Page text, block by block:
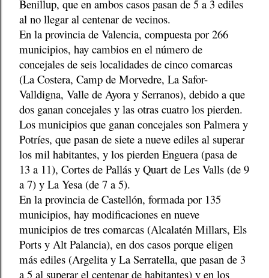
Benillup, que en ambos casos pasan de 5 a 3 ediles
al no llegar al centenar de vecinos.
En la provincia de Valencia, compuesta por 266
municipios, hay cambios en el número de
concejales de seis localidades de cinco comarcas
(La Costera, Camp de Morvedre, La Safor-
Valldigna, Valle de Ayora y Serranos), debido a que
dos ganan concejales y las otras cuatro los pierden.
Los municipios que ganan concejales son Palmera y
Potríes, que pasan de siete a nueve ediles al superar
los mil habitantes, y los pierden Enguera (pasa de
13 a 11), Cortes de Pallás y Quart de Les Valls (de 9
a 7) y La Yesa (de 7 a 5).
En la provincia de Castellón, formada por 135
municipios, hay modificaciones en nueve
municipios de tres comarcas (Alcalatén Millars, Els
Ports y Alt Palancia), en dos casos porque eligen
más ediles (Argelita y La Serratella, que pasan de 3
a 5 al superar el centenar de habitantes) y en los